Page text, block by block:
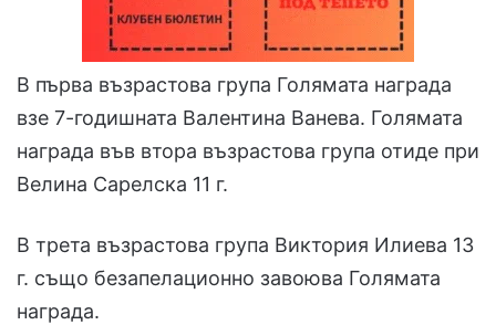
В първа възрастова група Голямата награда
взе 7-годишната Валентина Ванева. Голямата
награда във втора възрастова група отиде при
Велина Сарелска 11 г.
В трета възрастова група Виктория Илиева 13
г. също безапелационно завоюва Голямата
награда.